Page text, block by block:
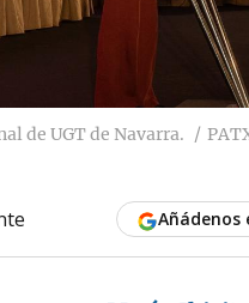
de UGT de Navarra.
Añádenos